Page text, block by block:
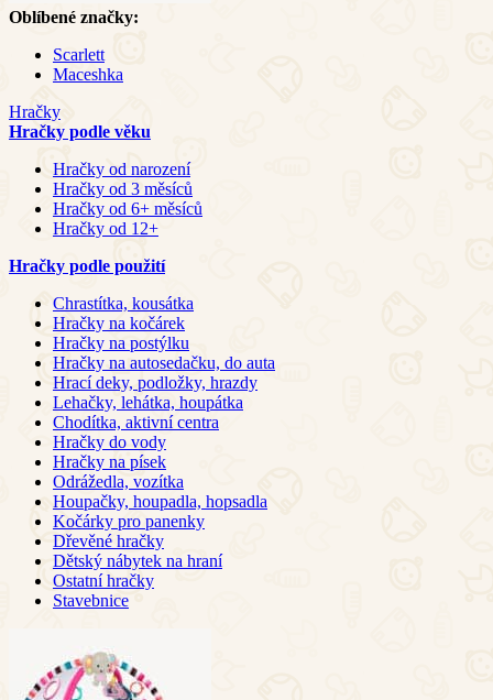
Oblíbené značky:
Scarlett
Maceshka
Hračky
Hračky podle věku
Hračky od narození
Hračky od 3 měsíců
Hračky od 6+ měsíců
Hračky od 12+
Hračky podle použití
Chrastítka, kousátka
Hračky na kočárek
Hračky na postýlku
Hračky na autosedačku, do auta
Hrací deky, podložky, hrazdy
Lehačky, lehátka, houpátka
Chodítka, aktivní centra
Hračky do vody
Hračky na písek
Odrážedla, vozítka
Houpačky, houpadla, hopsadla
Kočárky pro panenky
Dřevěné hračky
Dětský nábytek na hraní
Ostatní hračky
Stavebnice